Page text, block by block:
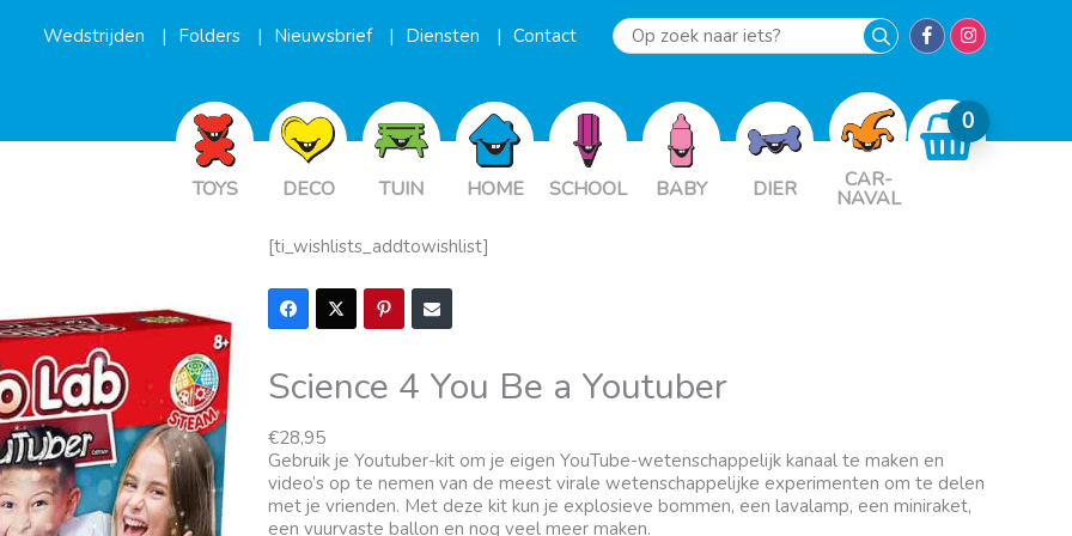
Wedstrijden Folders Nieuwsbrief Diensten Contact
Op
iets?
TOYS DECO TUIN HOME SCHOOL BABY DIER CAR-
NAVAL
[ti_wishlists_addtowishlist]
Science 4 You Be a Youtuber
€28,95
Gebruik je Youtuber-kit om je eigen YouTube-wetenschappelijk kanaal te maken en
video’s op te nemen van de meest virale wetenschappelijke experimenten om te delen
met je vrienden. Met deze kit kun je explosieve bommen, een lavalamp, een miniraket,
een vuurvaste ballon en nog veel meer maken.